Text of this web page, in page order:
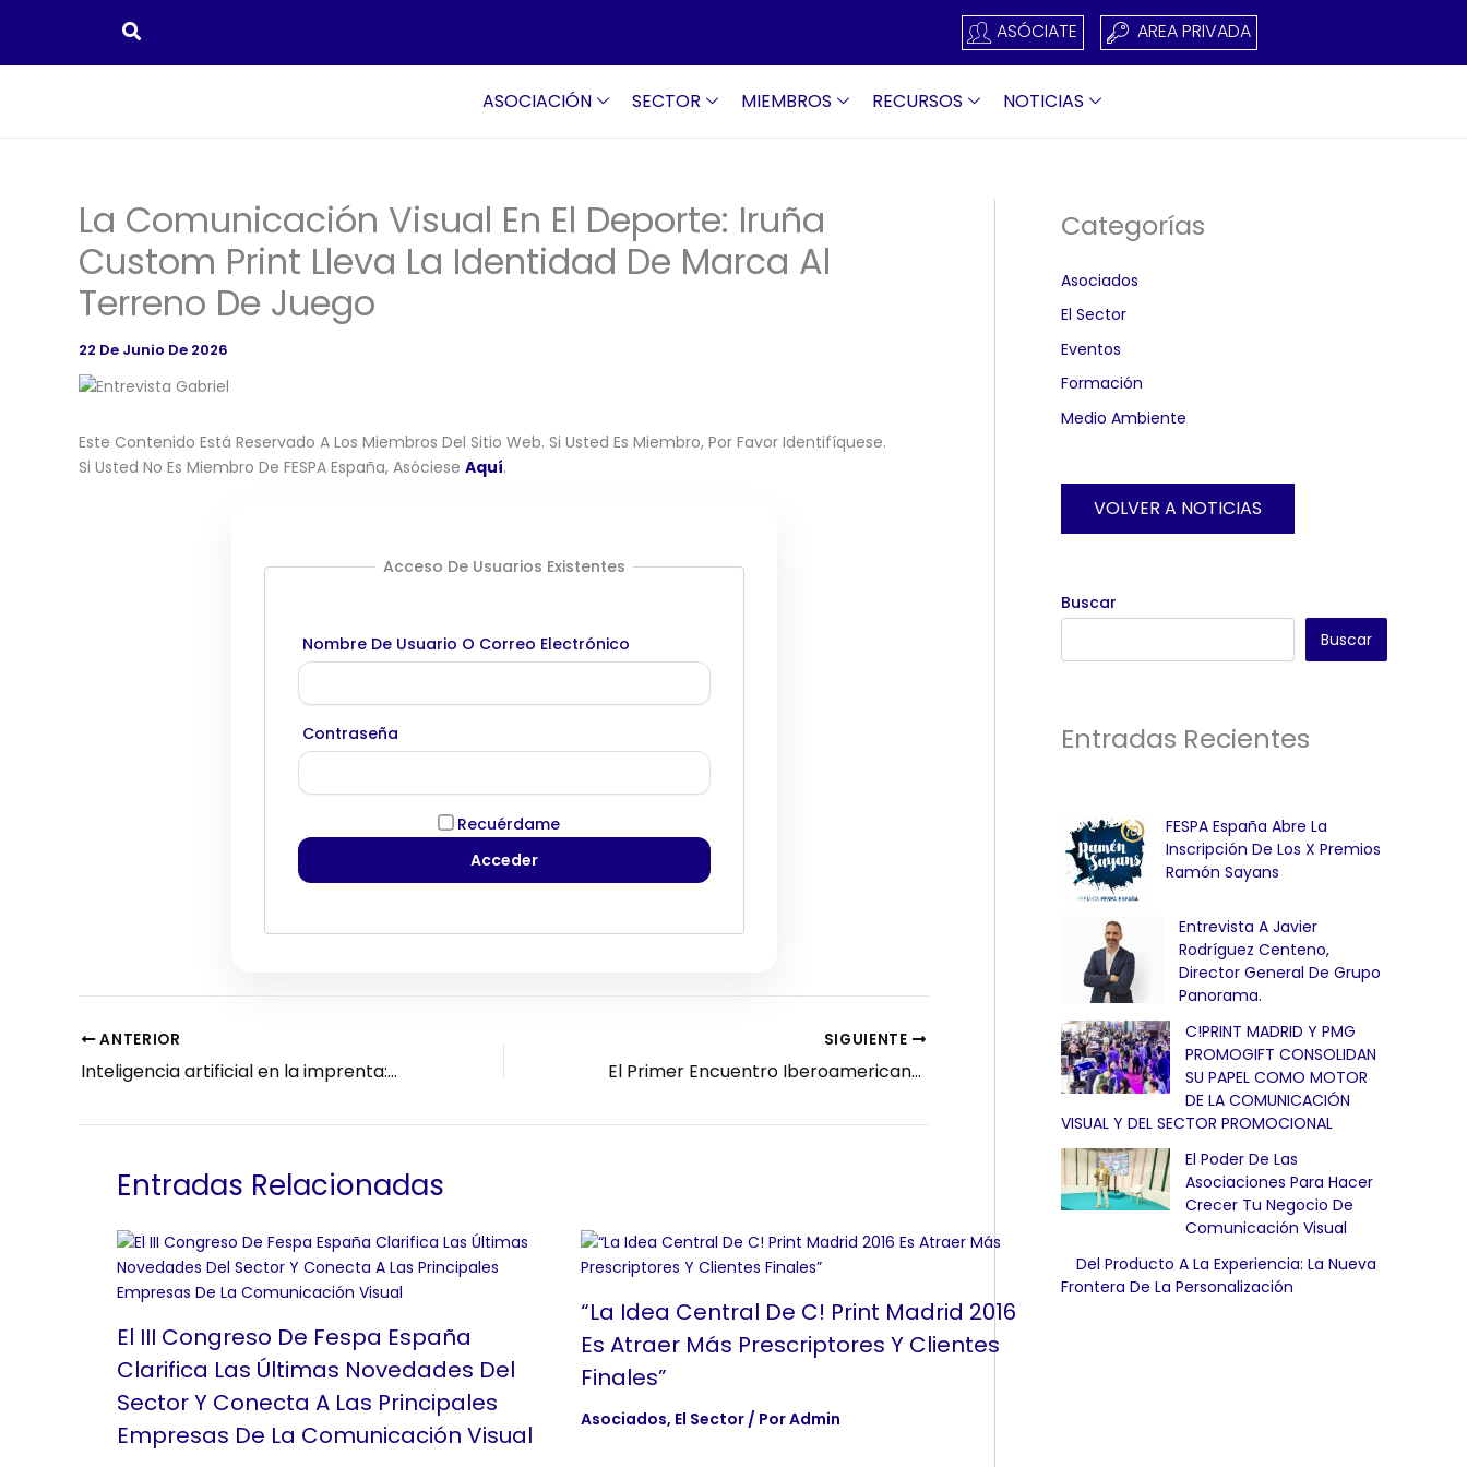
Contenido
ASÓCIATE AREA PRIVADA
ASOCIACIÓN SECTOR MIEMBROS RECURSOS NOTICIAS
La Comunicación Visual En El Deporte: Iruña
Custom Print Lleva La Identidad De Marca Al
Terreno De Juego
22 De Junio De 2026
Este Contenido Está Reservado A Los Miembros Del Sitio Web. Si Usted Es Miembro, Por Favor Identifíquese.
Si Usted No Es Miembro De FESPA España, Asóciese Aquí.
Acceso De Usuarios Existentes
Nombre De Usuario O Correo Electrónico
Contraseña
Recuérdame
ANTERIOR
Inteligencia artificial en la imprenta: eficiencia real para el día a día.
SIGUIENTE
El Primer Encuentro Iberoamericano de la Comunicación Visual reúne en Barcelona a los líderes del sector a ambos lados del Atlántico
Entradas Relacionadas
El III Congreso De Fespa España
Clarifica Las Últimas Novedades Del
Sector Y Conecta A Las Principales
Empresas De La Comunicación Visual
“La Idea Central De C! Print Madrid 2016
Es Atraer Más Prescriptores Y Clientes
Finales”
Asociados, El Sector / PorAdmin
Categorías
Asociados
El Sector
Eventos
Formación
Medio Ambiente
VOLVER A NOTICIAS
Buscar
Buscar
Entradas Recientes
FESPA España Abre La
Inscripción De Los X Premios
Ramón Sayans
Entrevista A Javier
Rodríguez Centeno,
Director General De Grupo
Panorama.
C!PRINT MADRID Y PMG
PROMOGIFT CONSOLIDAN
SU PAPEL COMO MOTOR
DE LA COMUNICACIÓN
VISUAL Y DEL SECTOR PROMOCIONAL
El Poder De Las
Asociaciones Para Hacer
Crecer Tu Negocio De
Comunicación Visual
Del Producto A La Experiencia: La Nueva
Frontera De La Personalización